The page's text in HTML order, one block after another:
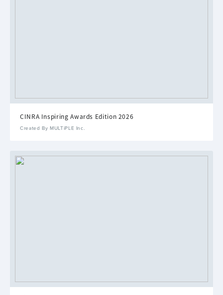
CINRA Inspiring Awards Edition 2026
Created By MULTiPLE Inc.